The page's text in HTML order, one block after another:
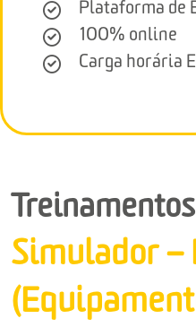
Plataforma de
100% online
Carga horária
Simulador –